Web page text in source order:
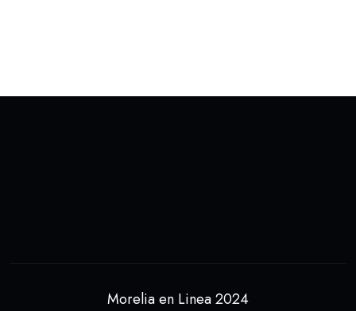
Morelia en Linea 2024